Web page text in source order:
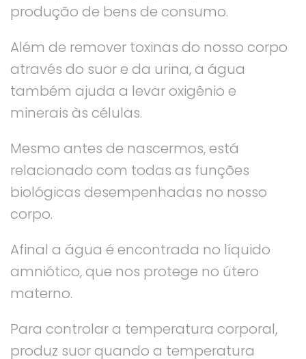
produção de bens de consumo.
Além de remover toxinas do nosso corpo
através do suor e da urina, a água
também ajuda a levar oxigênio e
minerais às células.
Mesmo antes de nascermos, está
relacionado com todas as funções
biológicas desempenhadas no nosso
corpo.
Afinal a água é encontrada no líquido
amniótico, que nos protege no útero
materno.
Para controlar a temperatura corporal,
produz suor quando a temperatura